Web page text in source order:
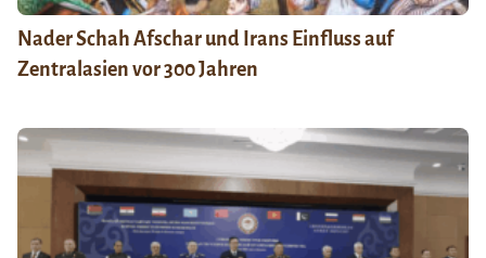
Nader Schah Afschar und Irans Einfluss auf
Zentralasien vor 300 Jahren